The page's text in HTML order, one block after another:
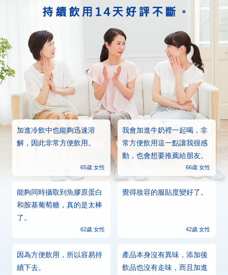
加進冷飲中也能夠迅速溶
解，因此非常方便飲用。
65歳 女性
我會加進牛奶裡一起喝，非
常方便飲用這一點讓我很感
動，也會想要推薦給朋友。
66歳 女性
能夠同時攝取到魚膠原蛋白
和胺基葡萄糖，真的是太棒
了。
62歲 女性
覺得妝容的服貼度變好了。
42歲 女性
因為方便飲用，所以容易持
續下去。
產品本身沒有異味，添加後
飲品也沒有走味，而且加進